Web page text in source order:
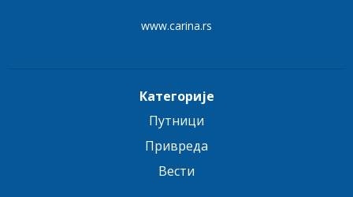
www.carina.rs
Категорије
Путници
Привреда
Вести